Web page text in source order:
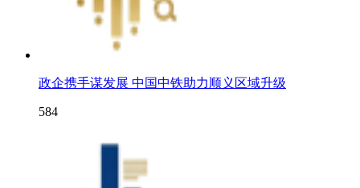
政企携手谋发展 中国中铁助力顺义区域升级
584